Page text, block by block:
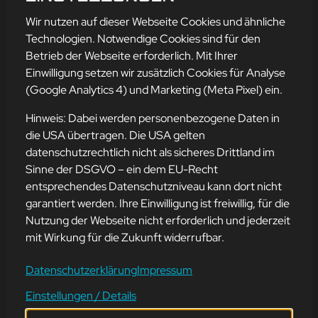
mehr erfahren
Adresse
mission-webstyle oHG
Bürgermeister-Regitz-Straße 40
66539 Neunkirchen
E-Mail:kontakt@mission-webstyle.de
Navigation
Webseitenerstellung
Webseite mieten
Webseiten Betreuung
Über Uns
Kontakt
Leistungen
Wir nutzen auf dieser Webseite Cookies und ähnliche
Technologien. Notwendige Cookies sind für den
Betrieb der Webseite erforderlich. Mit Ihrer
Einwilligung setzen wir zusätzlich Cookies für Analyse
(Google Analytics 4) und Marketing (Meta Pixel) ein.
Hinweis: Dabei werden personenbezogene Daten in
die USA übertragen. Die USA gelten
datenschutzrechtlich nicht als sicheres Drittland im
Sinne der DSGVO – ein dem EU-Recht
entsprechendes Datenschutzniveau kann dort nicht
garantiert werden. Ihre Einwilligung ist freiwillig, für die
Nutzung der Webseite nicht erforderlich und jederzeit
mit Wirkung für die Zukunft widerrufbar.
DatenschutzerklärungImpressum
Einstellungen / Details